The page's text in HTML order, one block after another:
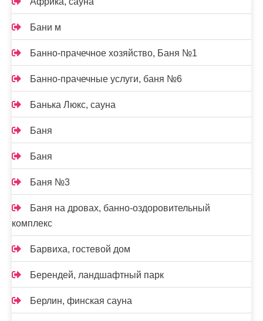
Бани м
Банно-прачечное хозяйство, Баня №1
Банно-прачечные услуги, баня №6
Банька Люкс, сауна
Баня
Баня
Баня №3
Баня на дровах, банно-оздоровительный
комплекс
Барвиха, гостевой дом
Берендей, ландшафтный парк
Берлин, финская сауна